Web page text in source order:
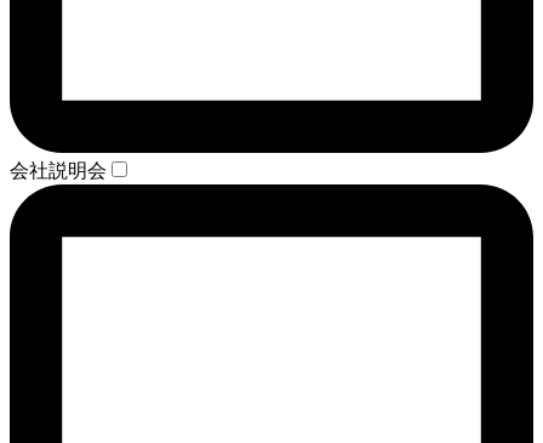
会社説明会